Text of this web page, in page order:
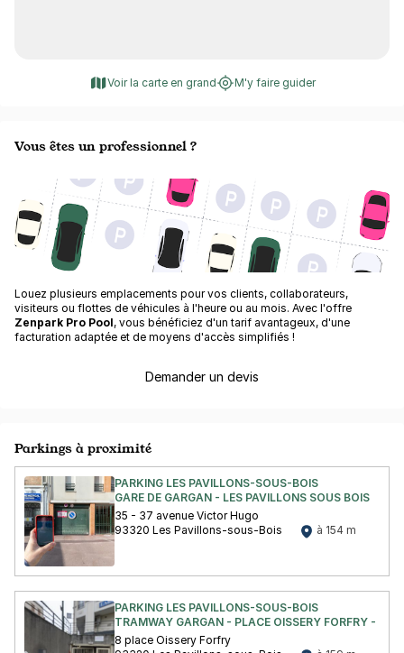
Voir la carte en grand M'y faire guider
Vous êtes un professionnel ?
Louez plusieurs emplacements pour vos clients, collaborateurs,
visiteurs ou flottes de véhicules à l'heure ou au mois. Avec l'offre
Zenpark Pro Pool, vous bénéficiez d'un tarif avantageux, d'une
facturation adaptée et de moyens d'accès simplifiés !
Demander un devis
Parkings à proximité
PARKING LES PAVILLONS-SOUS-BOIS
GARE DE GARGAN - LES PAVILLONS SOUS BOIS
35 - 37 avenue Victor Hugo
93320 Les Pavillons-sous-Bois
à 154 m
PARKING LES PAVILLONS-SOUS-BOIS
TRAMWAY GARGAN - PLACE OISSERY FORFRY - LES
8 place Oissery Forfry